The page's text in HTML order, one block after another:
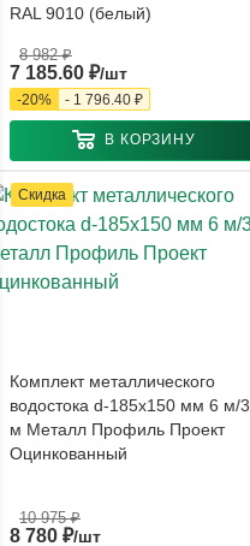
RAL 9010 (белый)
7 185.60 ₽/шт
8 982₽
-20% - 1 796.40 ₽
В КОРЗИНУ
Скидка
Комплект металлического
водостока d-185x150 мм 6 м/3
м Металл Профиль Проект
Оцинкованный
8 780 ₽/шт
10 975₽